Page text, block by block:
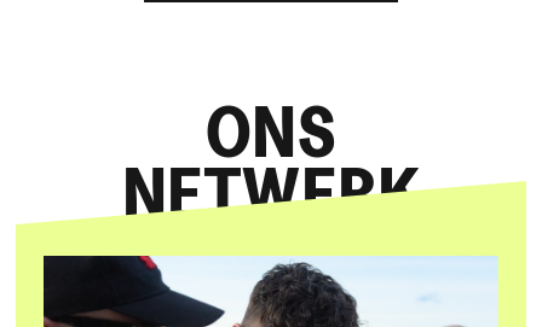
ONS
NETWERK